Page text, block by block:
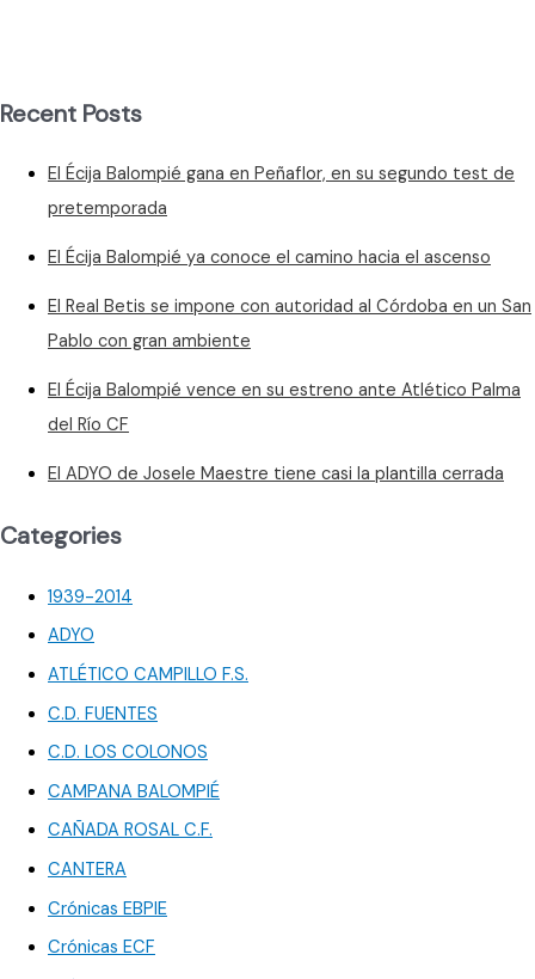
poco
Navaluz
erradas
últimos
minutos
Recent Posts
El Écija Balompié gana en Peñaflor, en su segundo test de
pretemporada
El Écija Balompié ya conoce el camino hacia el ascenso
El Real Betis se impone con autoridad al Córdoba en un San
Pablo con gran ambiente
El Écija Balompié vence en su estreno ante Atlético Palma
del Río CF
El ADYO de Josele Maestre tiene casi la plantilla cerrada
Categories
1939-2014
ADYO
ATLÉTICO CAMPILLO F.S.
C.D. FUENTES
C.D. LOS COLONOS
CAMPANA BALOMPIÉ
CAÑADA ROSAL C.F.
CANTERA
Crónicas EBPIE
Crónicas ECF